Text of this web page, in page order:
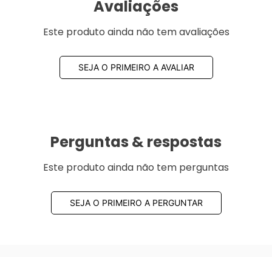
Avaliações
Este produto ainda não tem avaliações
SEJA O PRIMEIRO A AVALIAR
Perguntas & respostas
Este produto ainda não tem perguntas
SEJA O PRIMEIRO A PERGUNTAR